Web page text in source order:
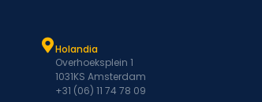
Holandia
Overhoeksplein 1
1031KS Amsterdam
+31 (06) 11 74 78 09